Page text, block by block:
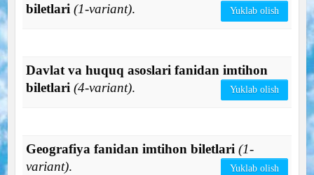
biletlari (1-variant). Yuklab olish
Davlat va huquq asoslari fanidan imtihon
biletlari (4-variant). Yuklab olish
Geografiya fanidan imtihon biletlari (1-
variant). Yuklab olish